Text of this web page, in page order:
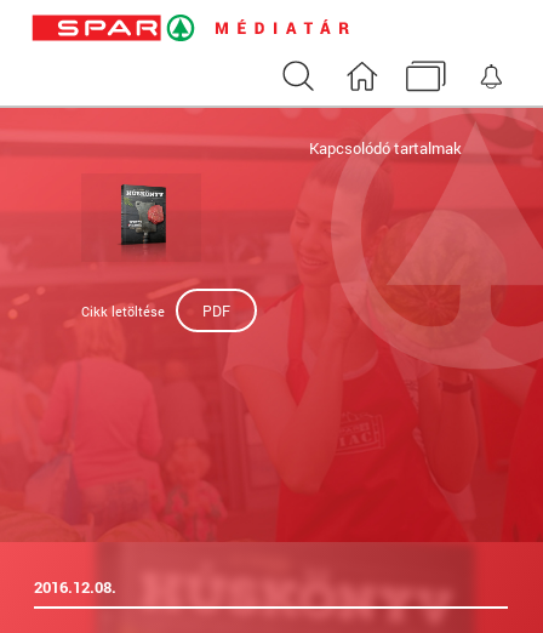
Keresés Nyitóoldal Médiatár
Kapcsolódó tartalmak
Cikk letöltése PDF
2016.12.08.